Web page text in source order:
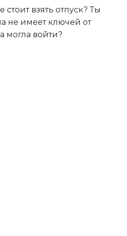
взять отпуск? Ты
не имеет ключей от
могла войти?